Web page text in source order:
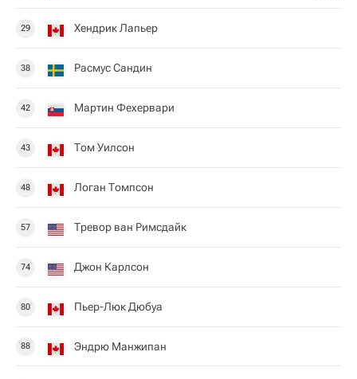
29 Хендрик Лапьер
38 Расмус Сандин
42 Мартин Фехервари
43 Том Уилсон
48 Логан Томпсон
57 Тревор ван Римсдайк
74 Джон Карлсон
80 Пьер-Люк Дюбуа
88 Эндрю Манжипан